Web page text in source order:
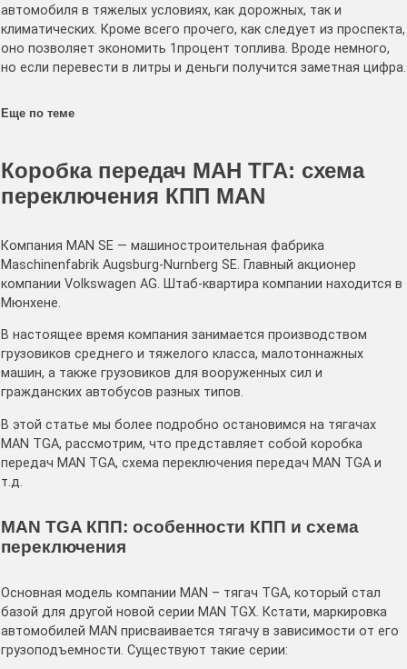
автомобиля в тяжелых условиях, как дорожных, так и
климатических. Кроме всего прочего, как следует из проспекта,
оно позволяет экономить 1процент топлива. Вроде немного,
но если перевести в литры и деньги получится заметная цифра.
Еще по теме
Коробка передач МАН ТГА: схема
переключения КПП MAN
Компания MAN SE — машиностроительная фабрика
Maschinenfabrik Augsburg-Nurnberg SE. Главный акционер
компании Volkswagen AG. Штаб-квартира компании находится в
Мюнхене.
В настоящее время компания занимается производством
грузовиков среднего и тяжелого класса, малотоннажных
машин, а также грузовиков для вооруженных сил и
гражданских автобусов разных типов.
В этой статье мы более подробно остановимся на тягачах
MAN TGA, рассмотрим, что представляет собой коробка
передач MAN TGA, схема переключения передач MAN TGA и
т.д.
MAN TGA КПП: особенности КПП и схема
переключения
Основная модель компании MAN – тягач TGA, который стал
базой для другой новой серии МАN ТGХ. Кстати, маркировка
автомобилей MAN присваивается тягачу в зависимости от его
грузоподъемности. Существуют такие серии: